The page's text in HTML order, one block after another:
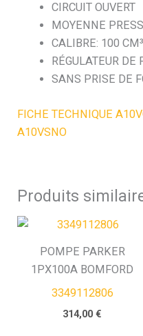
CIRCUIT OUVERT
MOYENNE
CALIBRE: 100 CM³
RÉGULATEUR DE
SANS PRISE DE
FICHE TECHNIQUE
A10VSNO
Produits
POMPE PARKER
1PX100A BOMFORD
3349112806
314,00€